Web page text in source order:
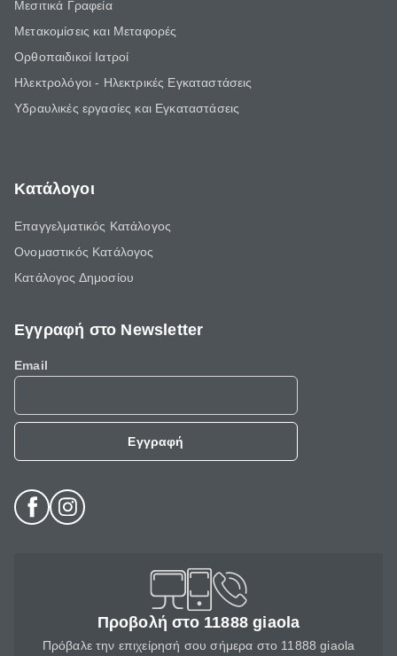
Μεσιτικά Γραφεία
Μετακομίσεις και Μεταφορές
Ορθοπαιδικοί Ιατροί
Ηλεκτρολόγοι - Ηλεκτρικές Εγκαταστάσεις
Υδραυλικές εργασίες και Εγκαταστάσεις
Κατάλογοι
Επαγγελματικός Κατάλογος
Ονομαστικός Κατάλογος
Κατάλογος Δημοσίου
Εγγραφή στο Newsletter
Email
Εγγραφή
Προβολή στο 11888 giaola
Πρόβαλε την επιχείρησή σου σήμερα στο 11888 giaola